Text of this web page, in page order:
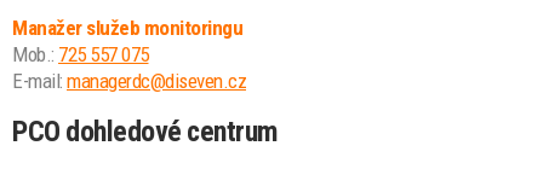
Manažer služeb monitoringu
Mob.: 725 557 075
E-mail: managerdc@diseven.cz
PCO dohledové centrum